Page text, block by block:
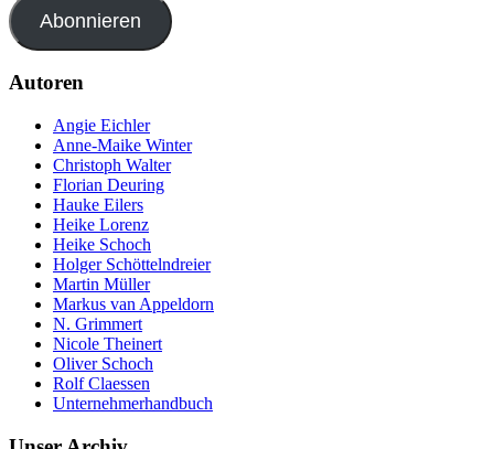
Abonnieren
Autoren
Angie Eichler
Anne-Maike Winter
Christoph Walter
Florian Deuring
Hauke Eilers
Heike Lorenz
Heike Schoch
Holger Schöttelndreier
Martin Müller
Markus van Appeldorn
N. Grimmert
Nicole Theinert
Oliver Schoch
Rolf Claessen
Unternehmerhandbuch